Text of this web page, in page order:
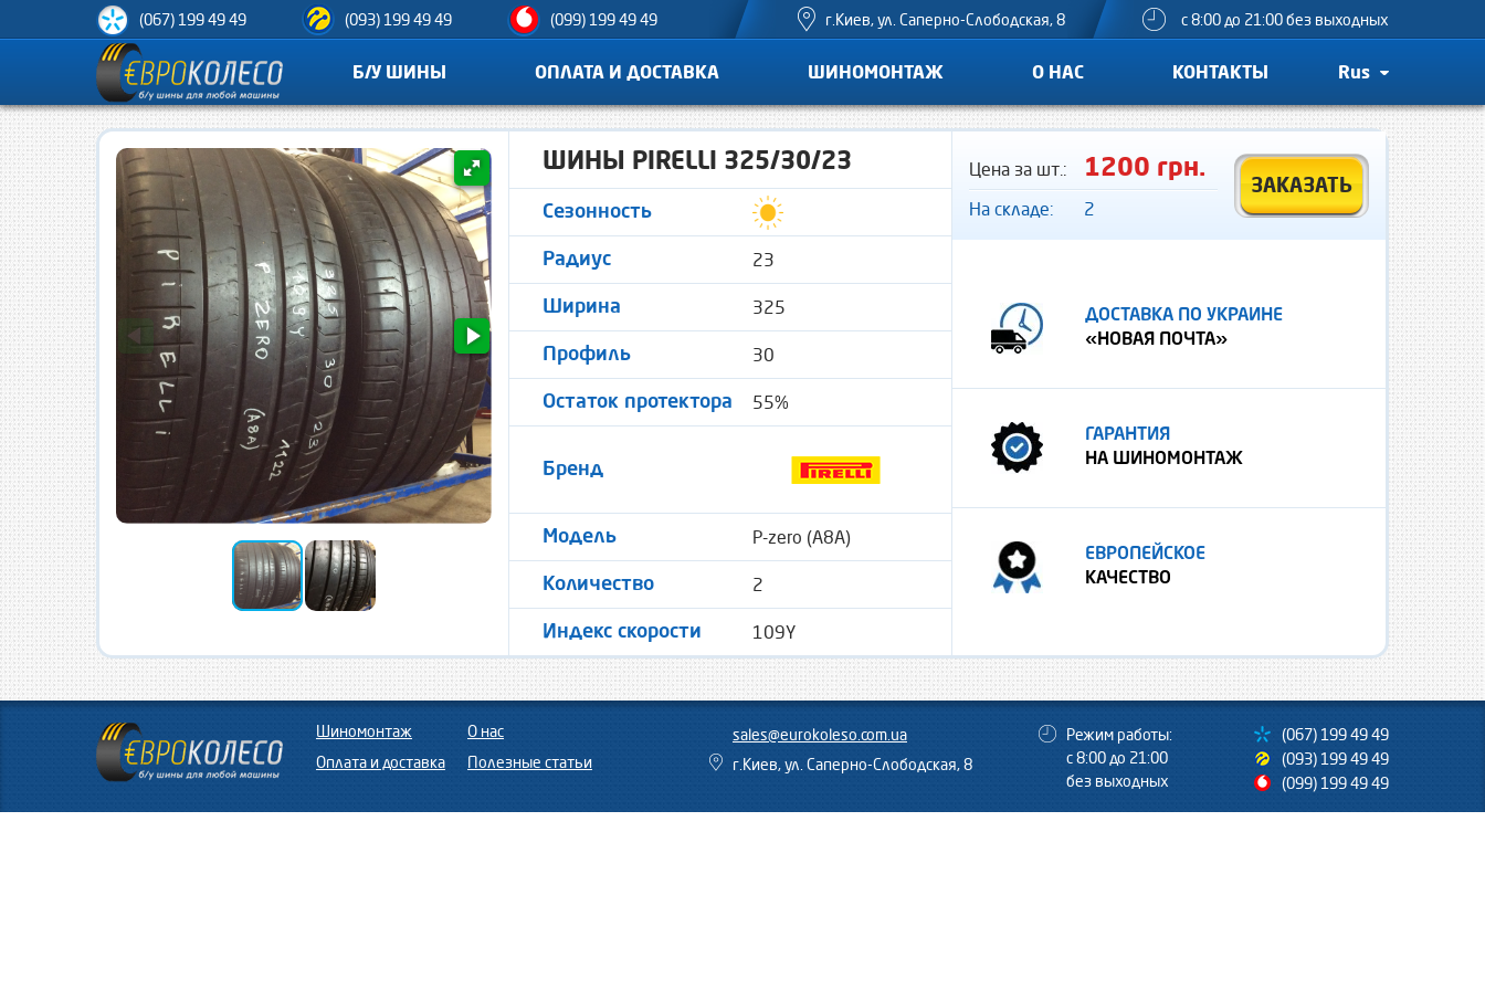
(067) 199 49 49 (093) 199 49 49 (099) 199 49 49 г.Киев, ул. Саперно-Слободская, 8 с 8:00 до 21:00 без выходных
Б/У ШИНЫ ОПЛАТА И ДОСТАВКА ШИНОМОНТАЖ О НАС КОНТАКТЫ Rus
ШИНЫ PIRELLI 325/30/23
Сезонность
Радиус 23
Ширина 325
Профиль 30
Остаток протектора 55%
Бренд
Модель P-zero (A8A)
Количество 2
Индекс скорости 109Y
Цена за шт.: 1200 грн.
На складе: 2
ЗАКАЗАТЬ
ДОСТАВКА ПО УКРАИНЕ
«НОВАЯ ПОЧТА»
ГАРАНТИЯ
НА ШИНОМОНТАЖ
ЕВРОПЕЙСКОЕ
КАЧЕСТВО
Шиномонтаж
Оплата и доставка
О нас
Полезные статьи
sales@eurokoleso.com.ua
г.Киев, ул. Саперно-Слободская, 8
Режим работы:
с 8:00 до 21:00
без выходных
(067) 199 49 49
(093) 199 49 49
(099) 199 49 49